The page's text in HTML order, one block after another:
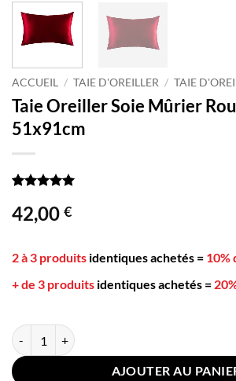
ACCUEIL / TAIE D'OREILLER / TAIE
Taie Oreiller Soie Mûrier
51x91cm
5 basé sur
notation
42,00 €
2 à 3 produits identiques achetés = 10%
+ de 3 produits identiques achetés =
quantité de Taie Oreiller Soie Mûrier Rouge
AJOUTER AU